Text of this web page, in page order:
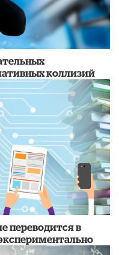
коллизий
переводится в